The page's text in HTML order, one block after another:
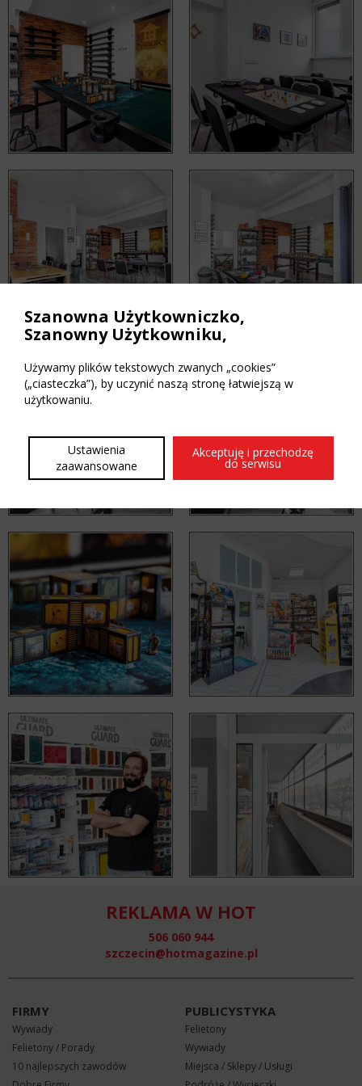
REKLAMA W HOT
506 060 944
szczecin@hotmagazine.pl
FIRMY
Wywiady
Felietony / Porady
10 najlepszych zawodów
PUBLICYSTYKA
Felietony
Wywiady
Miejsca / Sklepy / Usługi
Szanowna Użytkowniczko,
Szanowny Użytkowniku,
Używamy plików tekstowych zwanych „cookies”
(„ciasteczka”), by uczynić naszą stronę łatwiejszą w
użytkowaniu.
Ustawienia
zaawansowane
Akceptuję i przechodzę
do serwisu